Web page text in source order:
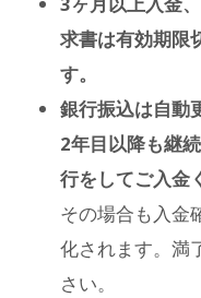
求書は有効期限
す。
銀行振込は自動
2年目以降も継
行をしてご入金
その場合も入金
化されます。満
さい。